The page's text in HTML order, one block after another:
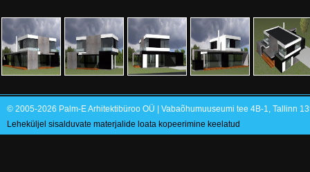
© 2005-2026 Palm-E Arhitektibüroo OÜ | Vabaõhumuuseumi tee 4B-1, Tallinn
Leheküljel sisalduvate materjalide loata kopeerimine keelatud